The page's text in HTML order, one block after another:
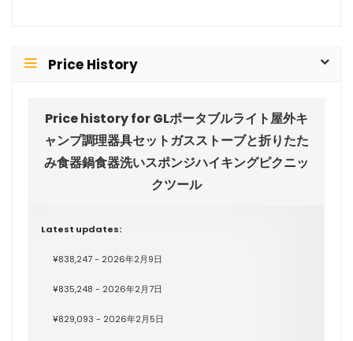
Price History
Price history for GLポータブルライト屋外キ
ャンプ調理器具セットガスストーブと折りたた
み食器鍋食器洗いスポンジハイキングピクニッ
クツール
Latest updates:
¥838,247 - 2026年2月9日
¥835,248 - 2026年2月7日
¥829,093 - 2026年2月5日